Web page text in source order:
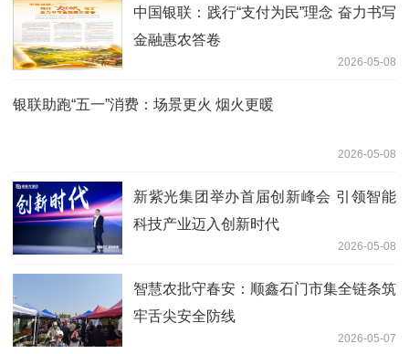
中国银联：践行“支付为民”理念 奋力书写
金融惠农答卷
2026-05-08
银联助跑“五一”消费：场景更火 烟火更暖
2026-05-08
新紫光集团举办首届创新峰会 引领智能
科技产业迈入创新时代
2026-05-08
智慧农批守春安：顺鑫石门市集全链条筑
牢舌尖安全防线
2026-05-07